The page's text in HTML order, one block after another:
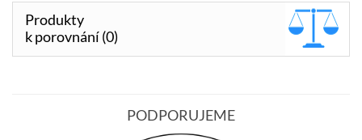
Produkty
k porovnání (0)
PODPORUJEME